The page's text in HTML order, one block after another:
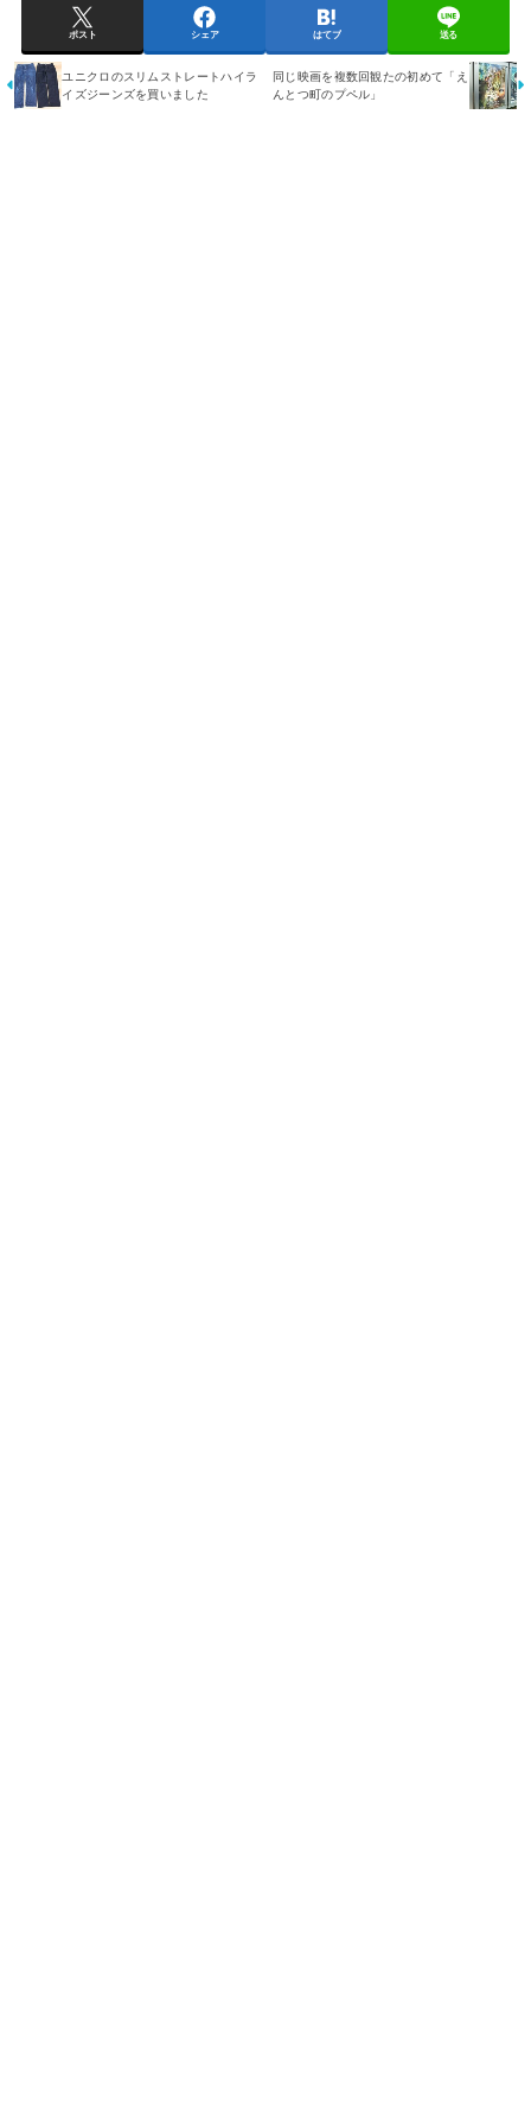
ポスト シェア はてブ 送る
ユニクロのスリムストレートハイラ
イズジーンズを買いました
同じ映画を複数回観たの初めて「え
んとつ町のプペル」